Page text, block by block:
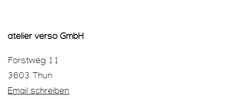
atelier verso GmbH
Forstweg 11
3603 Thun
Email schreiben